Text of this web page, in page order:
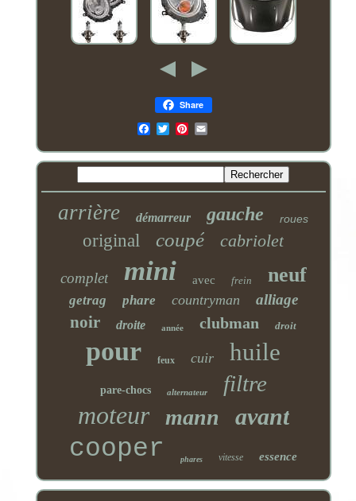
Share
Email
arrière démarreur gauche roues
original coupé cabriolet
complet mini avec frein neuf
getrag phare countryman alliage
noir droite année clubman droit
pour feux cuir huile
pare-chocs alternateur filtre
moteur mann avant
cooper phares vitesse essence